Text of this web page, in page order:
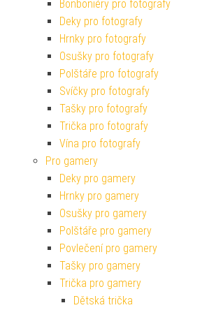
Bonboniéry pro fotografy
Deky pro fotografy
Hrnky pro fotografy
Osušky pro fotografy
Polštáře pro fotografy
Svíčky pro fotografy
Tašky pro fotografy
Trička pro fotografy
Vína pro fotografy
Pro gamery
Deky pro gamery
Hrnky pro gamery
Osušky pro gamery
Polštáře pro gamery
Povlečení pro gamery
Tašky pro gamery
Trička pro gamery
Dětská trička